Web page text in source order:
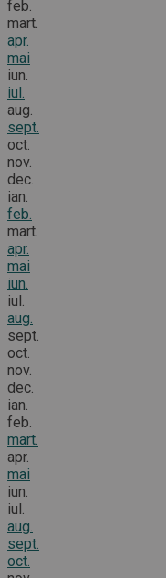
feb.
mart.
apr.
mai
iun.
iul.
aug.
sept.
oct.
nov.
dec.
ian.
feb.
mart.
apr.
mai
iun.
iul.
aug.
sept.
oct.
nov.
dec.
ian.
feb.
mart.
apr.
mai
iun.
iul.
aug.
sept.
oct.